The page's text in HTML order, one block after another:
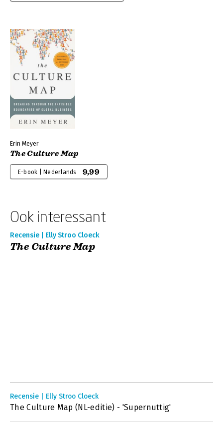
Erin Meyer
The Culture Map
E-book | Nederlands 9,99
Ook interessant
Recensie | Elly Stroo Cloeck
The Culture Map
Recensie | Elly Stroo Cloeck
The Culture Map (NL-editie) - 'Supernuttig'